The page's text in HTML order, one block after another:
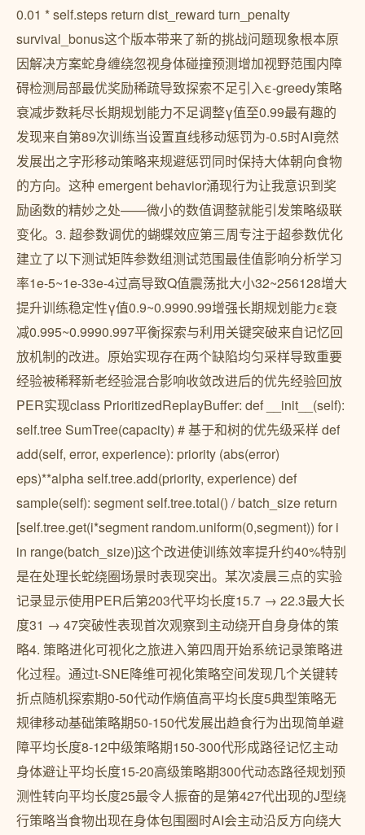
0.01 * self.steps return dist_reward turn_penalty
survival_bonus这个版本带来了新的挑战问题现象根本原
因解决方案蛇身缠绕忽视身体碰撞预测增加视野范围内障
碍检测局部最优奖励稀疏导致探索不足引入ε-greedy策略
衰减步数耗尽长期规划能力不足调整γ值至0.99最有趣的
发现来自第89次训练当设置直线移动惩罚为-0.5时AI竟然
发展出之字形移动策略来规避惩罚同时保持大体朝向食物
的方向。这种 emergent behavior涌现行为让我意识到奖
励函数的精妙之处——微小的数值调整就能引发策略级联
变化。3. 超参数调优的蝴蝶效应第三周专注于超参数优化
建立了以下测试矩阵参数组测试范围最佳值影响分析学习
率1e-5~1e-33e-4过高导致Q值震荡批大小32~256128增大
提升训练稳定性γ值0.9~0.9990.99增强长期规划能力ε衰
减0.995~0.9990.997平衡探索与利用关键突破来自记忆回
放机制的改进。原始实现存在两个缺陷均匀采样导致重要
经验被稀释新老经验混合影响收敛改进后的优先经验回放
PER实现class PrioritizedReplayBuffer: def __init__(self):
self.tree SumTree(capacity) # 基于和树的优先级采样 def
add(self, error, experience): priority (abs(error)
eps)**alpha self.tree.add(priority, experience) def
sample(self): segment self.tree.total() / batch_size return
[self.tree.get(i*segment random.uniform(0,segment)) for i
in range(batch_size)]这个改进使训练效率提升约40%特别
是在处理长蛇绕圈场景时表现突出。某次凌晨三点的实验
记录显示使用PER后第203代平均长度15.7 → 22.3最大长
度31 → 47突破性表现首次观察到主动绕开自身身体的策
略4. 策略进化可视化之旅进入第四周开始系统记录策略进
化过程。通过t-SNE降维可视化策略空间发现几个关键转
折点随机探索期0-50代动作熵值高平均长度5典型策略无
规律移动基础策略期50-150代发展出趋食行为出现简单避
障平均长度8-12中级策略期150-300代形成路径记忆主动
身体避让平均长度15-20高级策略期300代动态路径规划预
测性转向平均长度25最令人振奋的是第427代出现的J型绕
行策略当食物出现在身体包围圈时AI会主动沿反方向绕大